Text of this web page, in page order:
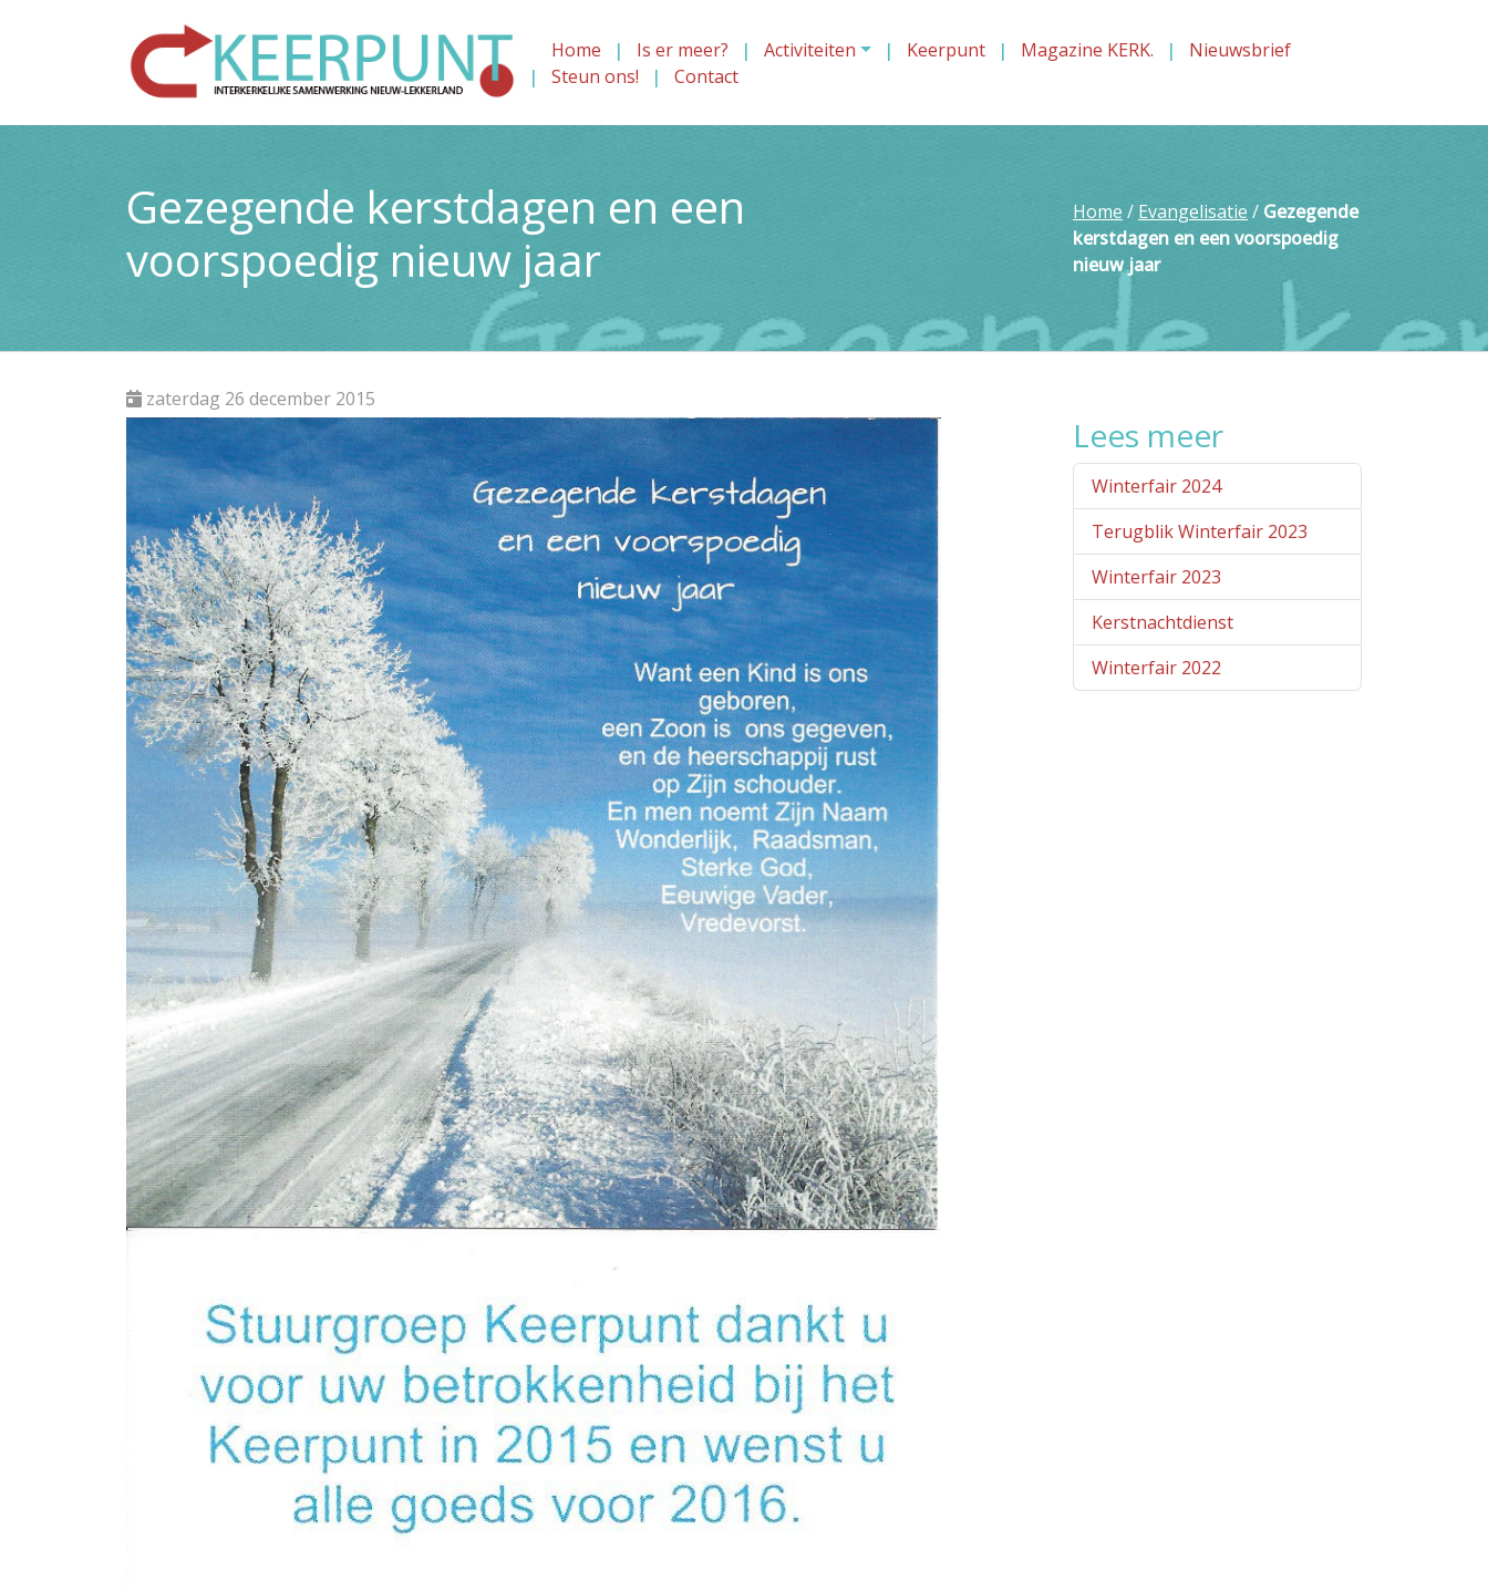
Home Is er meer? Activiteiten Keerpunt Magazine KERK.
Nieuwsbrief
Steun ons!
Contact
Gezegende kerstdagen en een
voorspoedig nieuw jaar
Home / Evangelisatie / Gezegende
kerstdagen en een voorspoedig
nieuw jaar
zaterdag 26 december 2015
Lees meer
Winterfair 2024
Terugblik Winterfair 2023
Winterfair 2023
Kerstnachtdienst
Winterfair 2022